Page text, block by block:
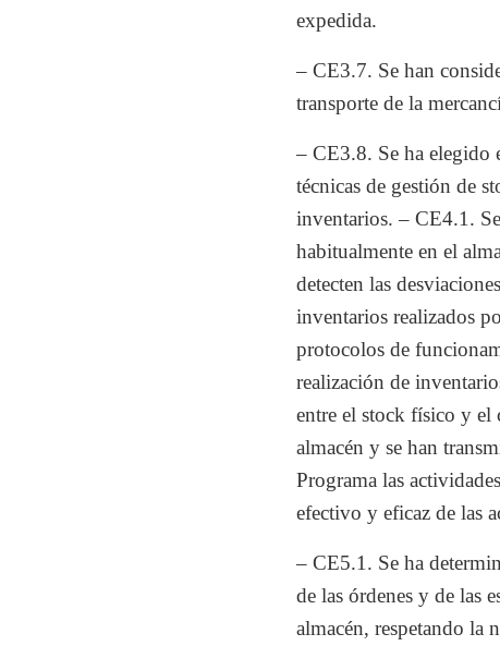
expedida.
– CE3.7. Se han
transporte de la
– CE3.8. Se ha elegido
técnicas de gestión de
inventarios. – CE4.1.
habitualmente en el
detecten las
inventarios realizados
protocolos de
realización de
entre el stock físico y el
almacén y se han
Programa las
efectivo y eficaz de las
– CE5.1. Se ha
de las órdenes y de las
almacén, respetando la